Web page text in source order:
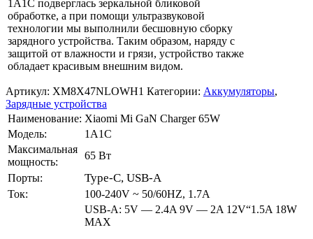
1A1C подверглась зеркальной бликовой
обработке, а при помощи ультразвуковой
технологии мы выполнили бесшовную сборку
зарядного устройства. Таким образом, наряду с
защитой от влажности и грязи, устройство также
обладает красивым внешним видом.
Артикул: XM8X47NLOWH1 Категории: Аккумуляторы,
Зарядные устройства
Наименование: Xiaomi Mi GaN Charger 65W
Модель:
1A1C
Максимальная
мощность:
65 Вт
Порты:
Type-C, USB-A
Ток: 100-240V ~ 50/60HZ, 1.7A
USB-A: 5V — 2.4A 9V — 2A 12V“1.5A 18W
MAX